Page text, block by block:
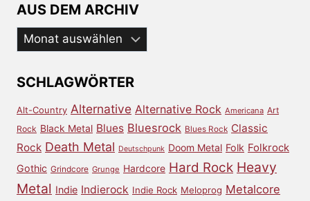
AUS DEM ARCHIV
Aus
dem
SCHLAGWÖRTER
Alt-Country Alternative Alternative Rock Americana Art
Rock Black Metal Blues Bluesrock Blues Rock Classic
Rock Death Metal Deutschpunk Doom Metal Folk Folkrock
Gothic Grindcore Grunge Hardcore Hard Rock Heavy
Metal Indie Indierock Indie Rock Meloprog Metalcore